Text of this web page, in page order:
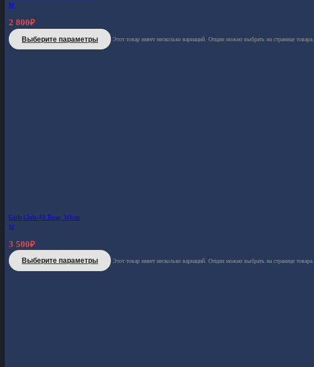
M
2 800₽
Выберите параметры Этот товар имеет несколько вариаций. Опции можно выбрать на странице товара.
Girls Club-40 Rose, White
M
3 500₽
Выберите параметры Этот товар имеет несколько вариаций. Опции можно выбрать на странице товара.